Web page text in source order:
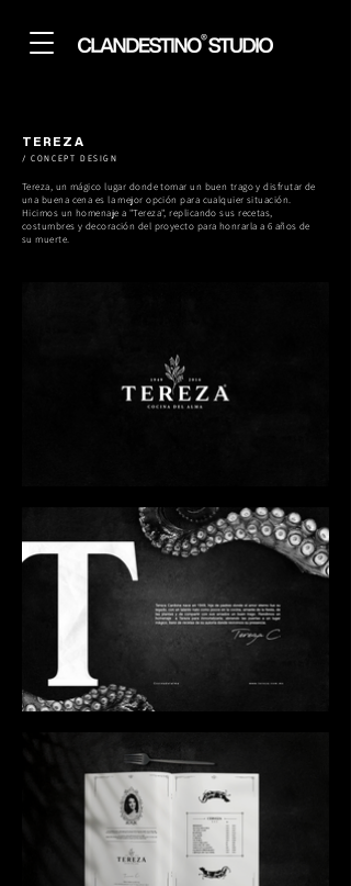
TEREZA
/ CONCEPT DESIGN
Tereza, un mágico lugar donde tomar un buen trago y disfrutar de
una buena cena es la mejor opción para cualquier situación.
Hicimos un homenaje a "Tereza", replicando sus recetas,
costumbres y decoración del proyecto para honrarla a 6 años de
su muerte.